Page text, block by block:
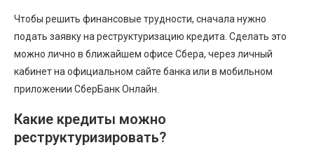
Чтобы решить финансовые трудности, сначала нужно
подать заявку на реструктуризацию кредита. Сделать это
можно лично в ближайшем офисе Сбера, через личный
кабинет на официальном сайте банка или в мобильном
приложении СберБанк Онлайн.
Какие кредиты можно
реструктуризировать?